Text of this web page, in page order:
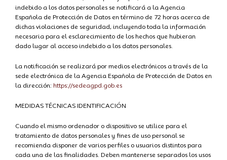
indebido a los datos personales se notificará a la Agencia
Española de Protección de Datos en término de 72 horas acerca de
dichas violaciones de seguridad, incluyendo toda la información
necesaria para el esclarecimiento de los hechos que hubieran
dado lugar al acceso indebido a los datos personales.
La notificación se realizará por medios electrónicos a través de la
sede electrónica de la Agencia Española de Protección de Datos en
la dirección: https://sedeagpd.gob.es
MEDIDAS TÉCNICAS IDENTIFICACIÓN
Cuando el mismo ordenador o dispositivo se utilice para el
tratamiento de datos personales y fines de uso personal se
recomienda disponer de varios perfiles o usuarios distintos para
cada una de las finalidades. Deben mantenerse separados los usos